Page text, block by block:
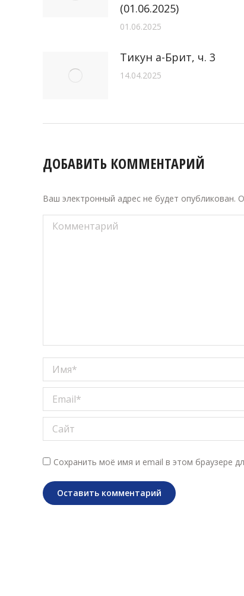
(01.06.2025)
01.06.2025
Тикун а-Брит, ч. 3
14.04.2025
ДОБАВИТЬ КОММЕНТАРИЙ
Ваш электронный адрес не будет опубликован.
Комментарий
Имя *
Email *
Сайт
Сохранить моё имя и email в этом браузере
Оставить комментарий